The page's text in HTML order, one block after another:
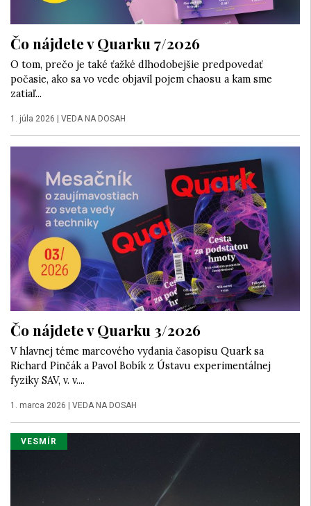
Čo nájdete v Quarku 7/2026
O tom, prečo je také ťažké dlhodobejšie predpovedať
počasie, ako sa vo vede objavil pojem chaosu a kam sme
zatiaľ...
1. júla 2026 VEDA NA DOSAH
Čo nájdete v Quarku 3/2026
V hlavnej téme marcového vydania časopisu Quark sa
Richard Pinčák a Pavol Bobík z Ústavu experimentálnej
fyziky SAV, v. v....
1. marca 2026 | VEDA NA DOSAH
VESMÍR